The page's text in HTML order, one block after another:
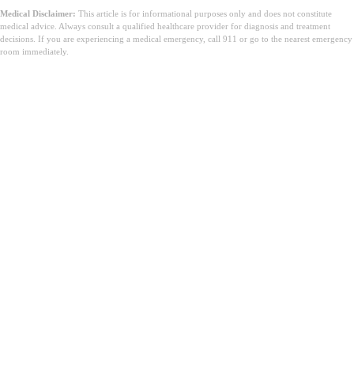
Medical Disclaimer: This article is for informational purposes only and does not constitute
medical advice. Always consult a qualified healthcare provider for diagnosis and treatment
decisions. If you are experiencing a medical emergency, call 911 or go to the nearest emergency
room immediately.